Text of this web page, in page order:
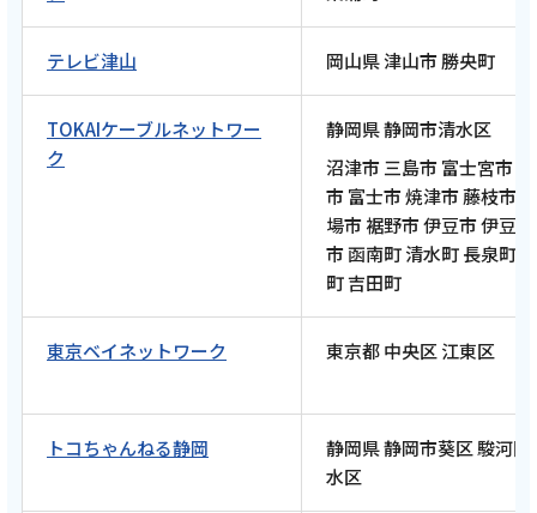
編 須田亜香里さん名古屋ウィメンズマラソン
2026祝完走RUN！【後編 4月26日 8:00~ 放送
開始】
2026年4月13日
テレビ
【ケーブルテレビ・トコチャン】亮と優の静
編 須田亜香里さん名古屋ウィメンズマラソン
2026祝完走RUN！【中編 4月12日 9:00~ 放送
テレビ津山 岡山県 津山市 勝央町
TOKAIケーブルネットワー
ク
静岡県 静岡市清水区
沼津市 三島市 富士宮市
市 富士市 焼津市 藤枝市
場市 裾野市 伊豆市 伊豆
市 函南町 清水町 長泉町
町 吉田町
東京ベイネットワーク 東京都 中央区 江東区
トコちゃんねる静岡
静岡県 静岡市葵区 駿河区
水区